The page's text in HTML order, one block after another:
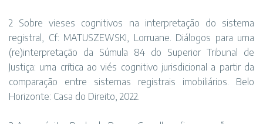
2 Sobre vieses cognitivos na interpretação do sistema
registral, Cf: MATUSZEWSKI, Lorruane. Diálogos para uma
(re)interpretação da Súmula 84 do Superior Tribunal de
Justiça: uma crítica ao viés cognitivo jurisdicional a partir da
comparação entre sistemas registrais imobiliários. Belo
Horizonte: Casa do Direito, 2022.